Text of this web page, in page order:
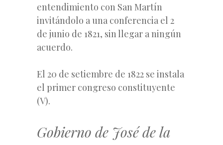
entendimiento con San Martín
invitándolo a una conferencia el 2
de junio de 1821, sin llegar a ningún
acuerdo.
El 20 de setiembre de 1822 se instala
el primer congreso constituyente
(V).
Gobierno de José de la